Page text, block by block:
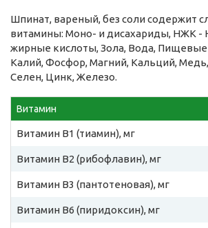
Шпинат, вареный, без соли содержит
витамины: Моно- и дисахариды, НЖК
жирные кислоты, Зола, Вода, Пищевые
Калий, Фосфор, Магний, Кальций,
Селен, Цинк, Железо.
Витамин
Витамин B1 (тиамин), мг
Витамин B2 (рибофлавин), мг
Витамин B3 (пантотеновая), мг
Витамин B6 (пиридоксин), мг